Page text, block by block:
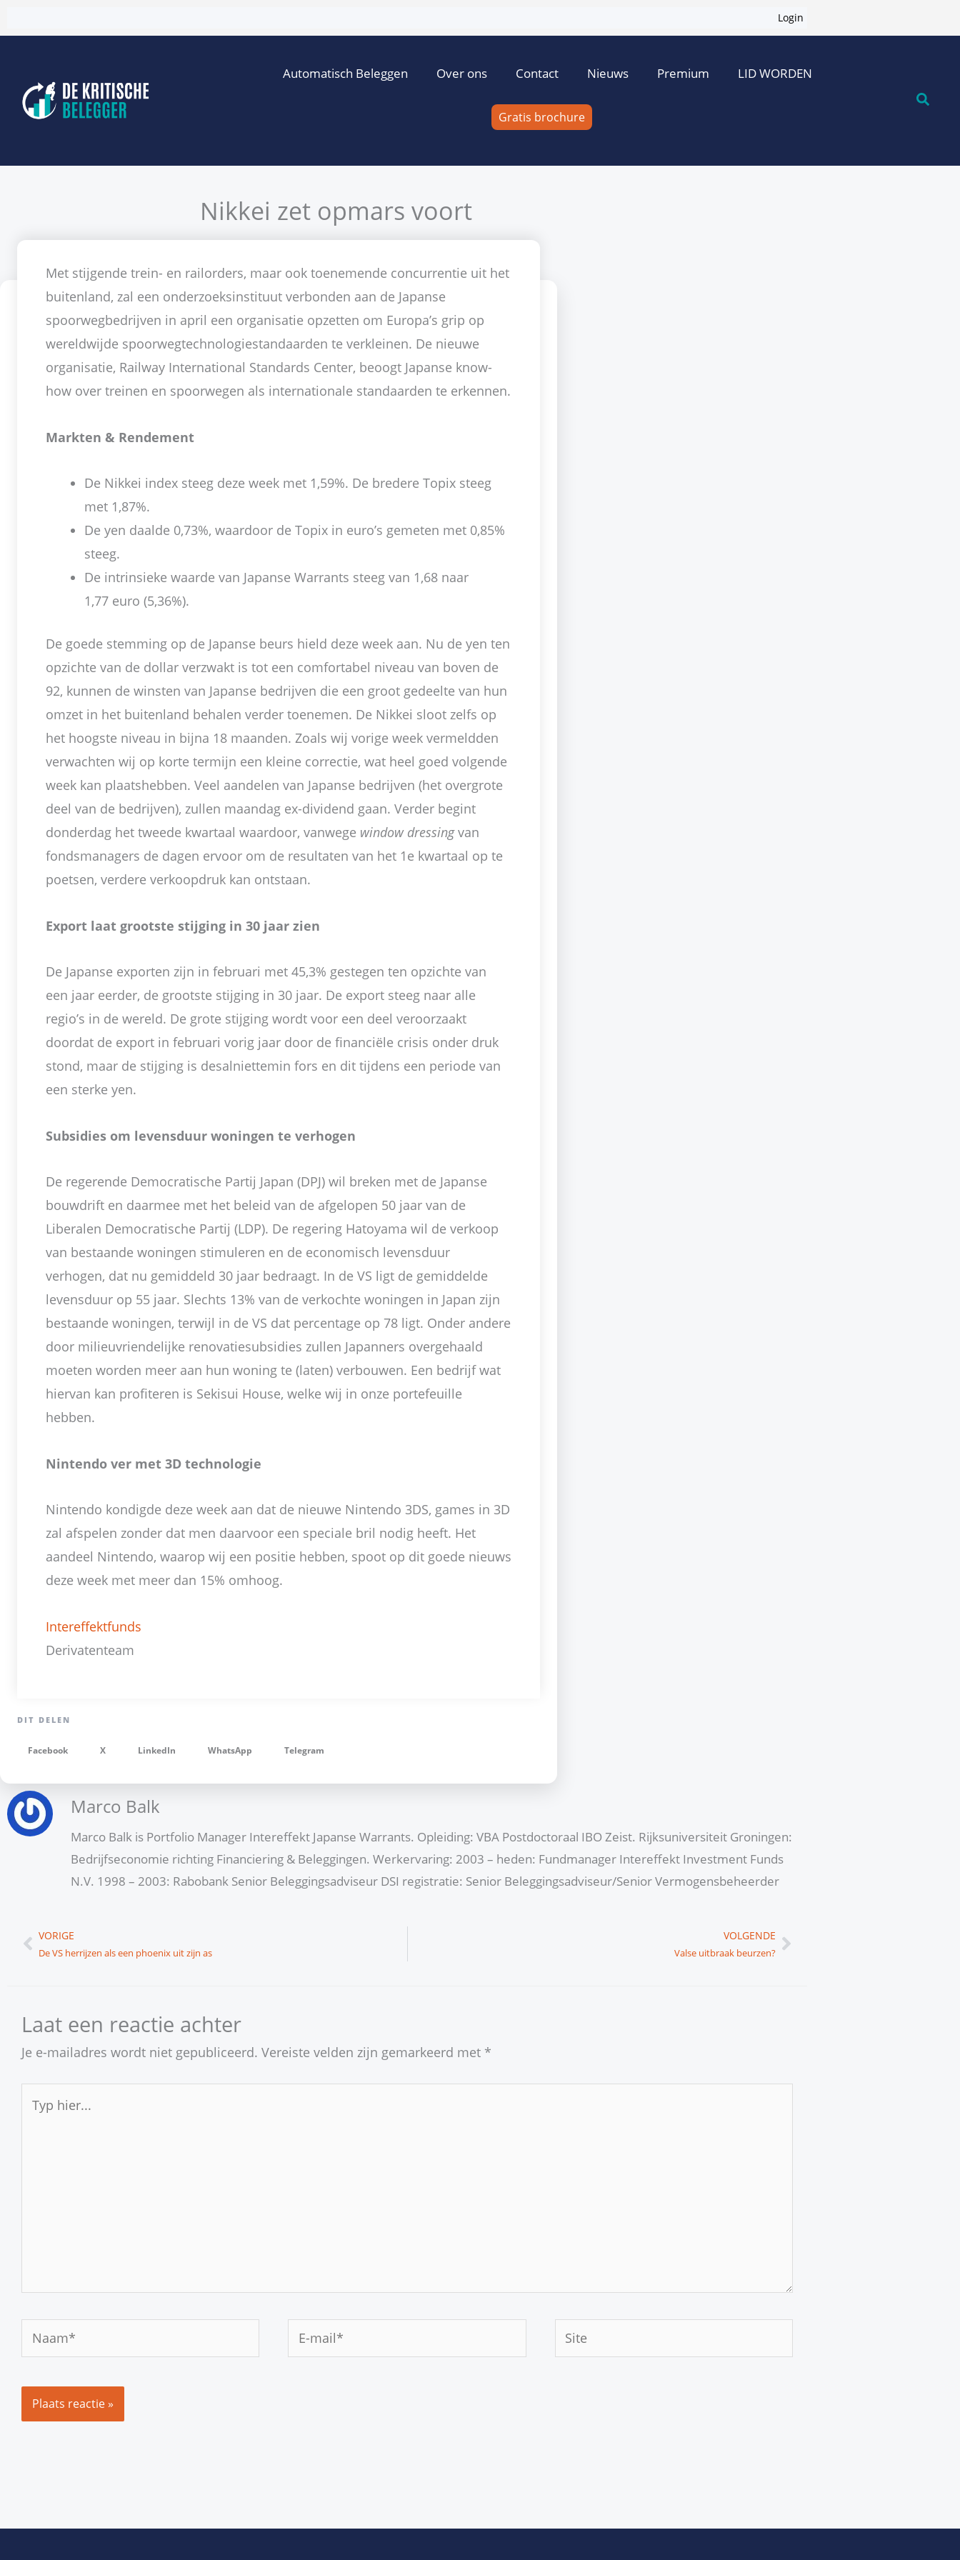
naar
inhoud
Login
Automatisch Beleggen Over ons Contact Nieuws Premium LID WORDEN
Gratis brochure
Nikkei zet opmars voort
Met stijgende trein- en railorders, maar ook toenemende concurrentie uit het
buitenland, zal een onderzoeksinstituut verbonden aan de Japanse
spoorwegbedrijven in april een organisatie opzetten om Europa’s grip op
wereldwijde spoorwegtechnologiestandaarden te verkleinen. De nieuwe
organisatie, Railway International Standards Center, beoogt Japanse know-
how over treinen en spoorwegen als internationale standaarden te erkennen.
Markten & Rendement
De Nikkei index steeg deze week met 1,59%. De bredere Topix steeg
met 1,87%.
De yen daalde 0,73%, waardoor de Topix in euro’s gemeten met 0,85%
steeg.
De intrinsieke waarde van Japanse Warrants steeg van 1,68 naar
1,77 euro (5,36%).
De goede stemming op de Japanse beurs hield deze week aan. Nu de yen ten
opzichte van de dollar verzwakt is tot een comfortabel niveau van boven de
92, kunnen de winsten van Japanse bedrijven die een groot gedeelte van hun
omzet in het buitenland behalen verder toenemen. De Nikkei sloot zelfs op
het hoogste niveau in bijna 18 maanden. Zoals wij vorige week vermeldden
verwachten wij op korte termijn een kleine correctie, wat heel goed volgende
week kan plaatshebben. Veel aandelen van Japanse bedrijven (het overgrote
deel van de bedrijven), zullen maandag ex-dividend gaan. Verder begint
donderdag het tweede kwartaal waardoor, vanwege window dressingvan
fondsmanagers de dagen ervoor om de resultaten van het 1e kwartaal op te
poetsen, verdere verkoopdruk kan ontstaan.
Export laat grootste stijging in 30 jaar zien
De Japanse exporten zijn in februari met 45,3% gestegen ten opzichte van
een jaar eerder, de grootste stijging in 30 jaar. De export steeg naar alle
regio’s in de wereld. De grote stijging wordt voor een deel veroorzaakt
doordat de export in februari vorig jaar door de financiële crisis onder druk
stond, maar de stijging is desalniettemin fors en dit tijdens een periode van
een sterke yen.
Subsidies om levensduur woningen te verhogen
De regerende Democratische Partij Japan (DPJ) wil breken met de Japanse
bouwdrift en daarmee met het beleid van de afgelopen 50 jaar van de
Liberalen Democratische Partij (LDP). De regering Hatoyama wil de verkoop
van bestaande woningen stimuleren en de economisch levensduur
verhogen, dat nu gemiddeld 30 jaar bedraagt. In de VS ligt de gemiddelde
levensduur op 55 jaar. Slechts 13% van de verkochte woningen in Japan zijn
bestaande woningen, terwijl in de VS dat percentage op 78 ligt. Onder andere
door milieuvriendelijke renovatiesubsidies zullen Japanners overgehaald
moeten worden meer aan hun woning te (laten) verbouwen. Een bedrijf wat
hiervan kan profiteren is Sekisui House, welke wij in onze portefeuille
hebben.
Nintendo ver met 3D technologie
Nintendo kondigde deze week aan dat de nieuwe Nintendo 3DS, games in 3D
zal afspelen zonder dat men daarvoor een speciale bril nodig heeft. Het
aandeel Nintendo, waarop wij een positie hebben, spoot op dit goede nieuws
deze week met meer dan 15% omhoog.
Intereffektfunds
Derivatenteam
Facebook X LinkedIn WhatsApp Telegram
Marco Balk
Marco Balk is Portfolio Manager Intereffekt Japanse Warrants. Opleiding: VBA Postdoctoraal IBO Zeist. Rijksuniversiteit Groningen:
Bedrijfseconomie richting Financiering & Beleggingen. Werkervaring: 2003 – heden: Fundmanager Intereffekt Investment Funds
N.V. 1998 – 2003: Rabobank Senior Beleggingsadviseur DSI registratie: Senior Beleggingsadviseur/Senior Vermogensbeheerder
Vorige
VORIGE
De VS herrijzen als een phoenix uit zijn as
VOLGENDE
Valse uitbraak beurzen?
Volgende
Laat een reactie achter
Je e-mailadres wordt niet gepubliceerd. Vereiste velden zijn gemarkeerd met *
hier...
Naam*
mail*
Site